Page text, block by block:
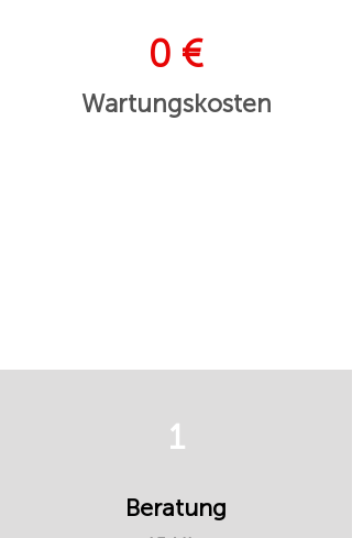
0 €
Wartungskosten
1
Beratung